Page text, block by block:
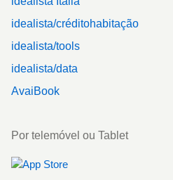
idealista/créditohabitação
idealista/tools
idealista/data
AvaiBook
Por telemóvel ou Tablet